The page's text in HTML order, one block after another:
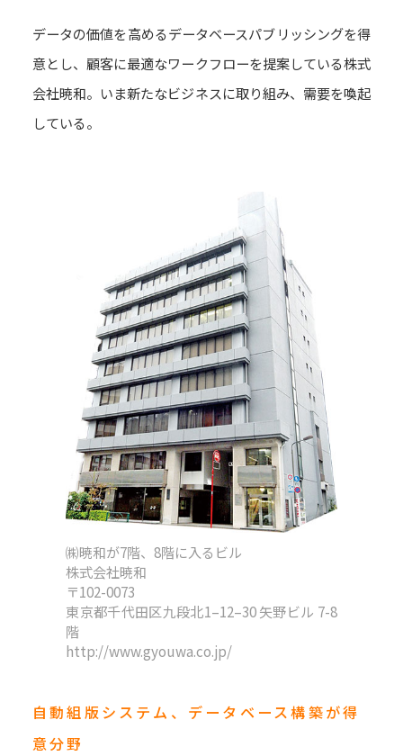
データの価値を高めるデータベースパブリッシングを得
意とし、顧客に最適なワークフローを提案している株式
会社暁和。いま新たなビジネスに取り組み、需要を喚起
している。
㈱暁和が7階、8階に入るビル
株式会社暁和
〒102-0073
東京都千代田区九段北1–12–30 矢野ビル 7-8
階
http://www.gyouwa.co.jp/
自動組版システム、データベース構築が得
意分野